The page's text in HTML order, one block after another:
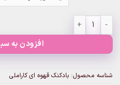
بادکنک قهوه ای کاراملی عدد
افزودن به
شناسه محصول: بادکنک قهوه ای کاراملی